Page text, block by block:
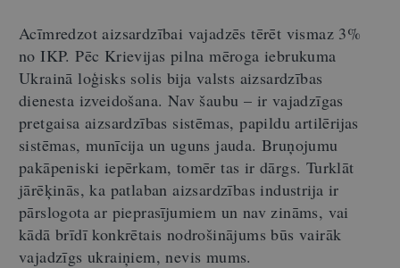
Acīmredzot aizsardzībai vajadzēs tērēt vismaz 3%
no IKP. Pēc Krievijas pilna mēroga iebrukuma
Ukrainā loģisks solis bija valsts aizsardzības
dienesta izveidošana. Nav šaubu – ir vajadzīgas
pretgaisa aizsardzības sistēmas, papildu artilērijas
sistēmas, munīcija un uguns jauda. Bruņojumu
pakāpeniski iepērkam, tomēr tas ir dārgs. Turklāt
jārēķinās, ka patlaban aizsardzības industrija ir
pārslogota ar pieprasījumiem un nav zināms, vai
kādā brīdī konkrētais nodrošinājums būs vairāk
vajadzīgs ukraiņiem, nevis mums.